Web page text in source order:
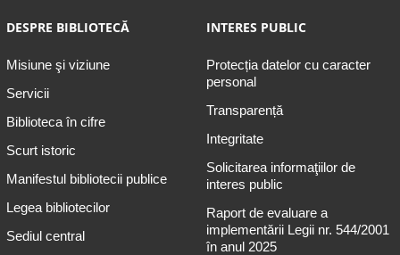
DESPRE BIBLIOTECĂ
Misiune şi viziune
Servicii
Biblioteca în cifre
Scurt istoric
Manifestul bibliotecii publice
Legea bibliotecilor
Sediul central
INTERES PUBLIC
Protecția datelor cu caracter
personal
Transparență
Integritate
Solicitarea informaţiilor de
interes public
Raport de evaluare a
implementării Legii nr. 544/2001
în anul 2025